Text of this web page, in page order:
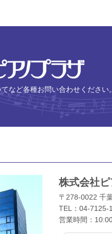
株式
など各種お問い合わせください。
株式会社
〒278-0022 千
TEL： 04-7125-
営業時間：